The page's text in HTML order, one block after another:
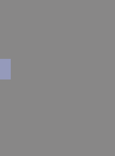
janela))